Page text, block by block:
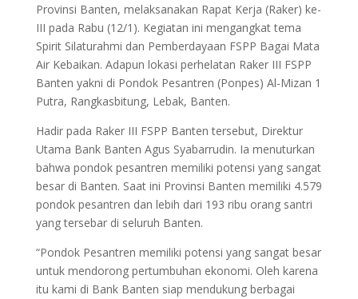
Provinsi Banten, melaksanakan Rapat Kerja (Raker) ke-
III pada Rabu (12/1). Kegiatan ini mengangkat tema
Spirit Silaturahmi dan Pemberdayaan FSPP Bagai Mata
Air Kebaikan. Adapun lokasi perhelatan Raker III FSPP
Banten yakni di Pondok Pesantren (Ponpes) Al-Mizan 1
Putra, Rangkasbitung, Lebak, Banten.
Hadir pada Raker III FSPP Banten tersebut, Direktur
Utama Bank Banten Agus Syabarrudin. Ia menuturkan
bahwa pondok pesantren memiliki potensi yang sangat
besar di Banten. Saat ini Provinsi Banten memiliki 4.579
pondok pesantren dan lebih dari 193 ribu orang santri
yang tersebar di seluruh Banten.
“Pondok Pesantren memiliki potensi yang sangat besar
untuk mendorong pertumbuhan ekonomi. Oleh karena
itu kami di Bank Banten siap mendukung berbagai